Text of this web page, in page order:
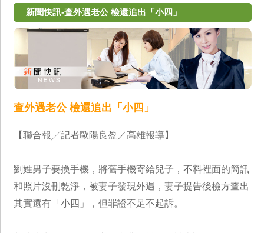
新聞快訊-查外遇老公 檢還追出「小四」
查外遇老公 檢還追出「小四」
【聯合報╱記者歐陽良盈／高雄報導】
劉姓男子要換手機，將舊手機寄給兒子，不料裡面的簡訊
和照片沒刪乾淨，被妻子發現外遇，妻子提告後檢方查出
其實還有「小四」，但罪證不足不起訴。